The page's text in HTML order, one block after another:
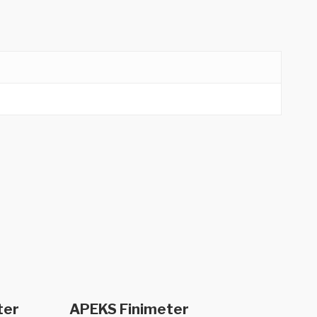
In den Warenkorb
APEKS Finimeter